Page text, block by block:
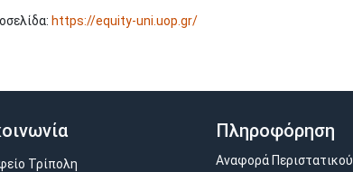
https://equity-uni.uop.gr/
Τρίπολη
Πληροφόρηση
Αναφορά Περιστατικού